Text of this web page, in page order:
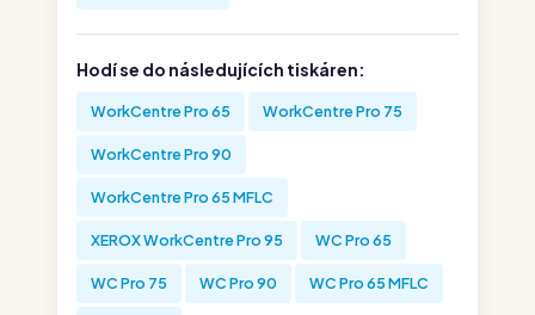
Hodí se do následujících tiskáren:
WorkCentre Pro 65 WorkCentre Pro 75
WorkCentre Pro 90
WorkCentre Pro 65 MFLC
XEROX WorkCentre Pro 95 WC Pro 65
WC Pro 75 WC Pro 90 WC Pro 65 MFLC